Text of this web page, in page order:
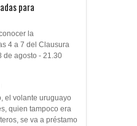
para
la
4 a 7 del Clausura
de agosto - 21.30
el volante uruguayo
quien tampoco era
se va a préstamo